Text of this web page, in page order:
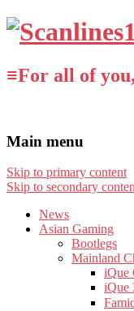
≡For all of
Main menu
Skip to primary content
Skip to secondary
News
Asian Gaming
Bootlegs
Mainland
iQue
iQue